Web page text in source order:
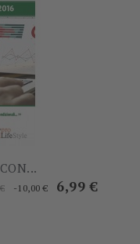
-10,00 € Prezzo
6,99 €